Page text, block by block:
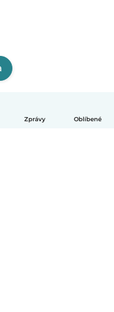
Zprávy Oblíbené